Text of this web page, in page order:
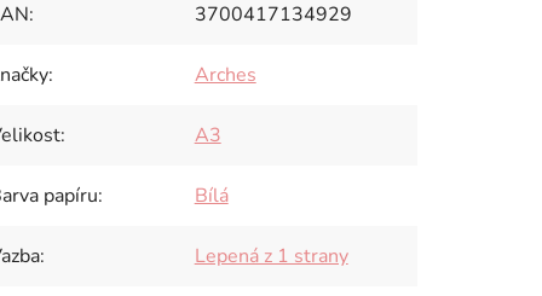
: 3700417134929
: Arches
: A3
papíru: Bílá
: Lepená z 1 strany